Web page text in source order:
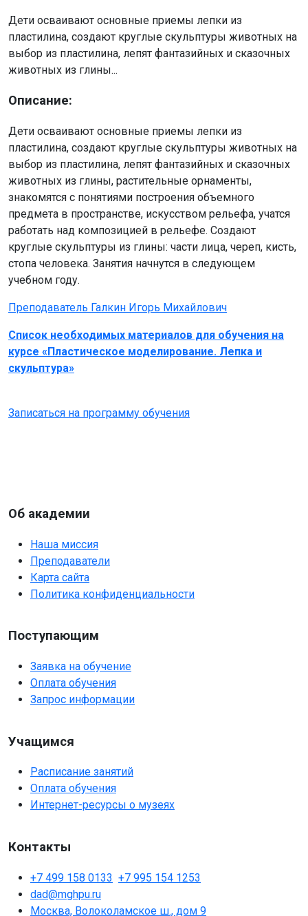
Дети осваивают основные приемы лепки из
пластилина, создают круглые скульптуры животных на
выбор из пластилина, лепят фантазийных и сказочных
животных из глины...
Описание:
Дети осваивают основные приемы лепки из
пластилина, создают круглые скульптуры животных на
выбор из пластилина, лепят фантазийных и сказочных
животных из глины, растительные орнаменты,
знакомятся с понятиями построения объемного
предмета в пространстве, искусством рельефа, учатся
работать над композицией в рельефе. Создают
круглые скульптуры из глины: части лица, череп, кисть,
стопа человека. Занятия начнутся в следующем
учебном году.
Преподаватель Галкин Игорь Михайлович
Список необходимых материалов для обучения на
курсе «Пластическое моделирование. Лепка и
скульптура»
Записаться на программу обучения
Об академии
Наша миссия
Преподаватели
Карта сайта
Политика конфиденциальности
Поступающим
Заявка на обучение
Оплата обучения
Запрос информации
Учащимся
Расписание занятий
Оплата обучения
Интернет-ресурсы о музеях
Контакты
+7 499 158 0133 +7 995 154 1253
dad@mghpu.ru
Москва, Волоколамское ш., дом 9